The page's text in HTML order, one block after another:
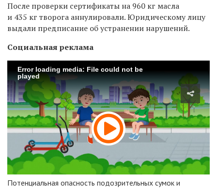
После проверки сертификаты на 960 кг масла
и 435 кг творога аннулировали. Юридическому лицу
выдали предписание об устранении нарушений.
Социальная реклама
Error loading media: File could not be
played
Потенциальная опасность подозрительных сумок и